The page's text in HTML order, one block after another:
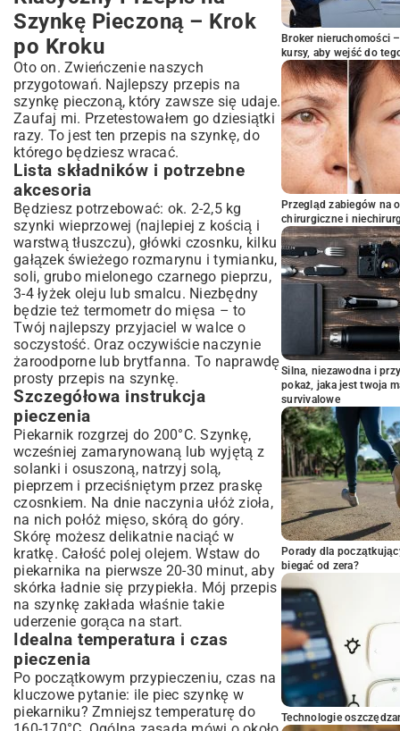
Szynkę Pieczoną – Krok
po Kroku
Oto on. Zwieńczenie naszych
przygotowań. Najlepszy przepis na
szynkę pieczoną, który zawsze się udaje.
Zaufaj mi. Przetestowałem go dziesiątki
razy. To jest ten przepis na szynkę, do
którego będziesz wracać.
Lista składników i potrzebne
akcesoria
Będziesz potrzebować: ok. 2-2,5 kg
szynki wieprzowej (najlepiej z kością i
warstwą tłuszczu), główki czosnku, kilku
gałązek świeżego rozmarynu i tymianku,
soli, grubo mielonego czarnego pieprzu,
3-4 łyżek oleju lub smalcu. Niezbędny
będzie też termometr do mięsa – to
Twój najlepszy przyjaciel w walce o
soczystość. Oraz oczywiście naczynie
żaroodporne lub brytfanna. To naprawdę
prosty przepis na szynkę.
Szczegółowa instrukcja
pieczenia
Piekarnik rozgrzej do 200°C. Szynkę,
wcześniej zamarynowaną lub wyjętą z
solanki i osuszoną, natrzyj solą,
pieprzem i przeciśniętym przez praskę
czosnkiem. Na dnie naczynia ułóż zioła,
na nich połóż mięso, skórą do góry.
Skórę możesz delikatnie naciąć w
kratkę. Całość polej olejem. Wstaw do
piekarnika na pierwsze 20-30 minut, aby
skórka ładnie się przypiekła. Mój przepis
na szynkę zakłada właśnie takie
uderzenie gorąca na start.
Idealna temperatura i czas
pieczenia
Po początkowym przypieczeniu, czas na
kluczowe pytanie: ile piec szynkę w
piekarniku? Zmniejsz temperaturę do
Broker nieruchomości
kursy, aby wejść do
Przegląd zabiegów na
chirurgiczne i
Silna, niezawodna i
pokaż, jaka jest twoja
survivalowe
Porady dla
biegać od zera?
Technologie